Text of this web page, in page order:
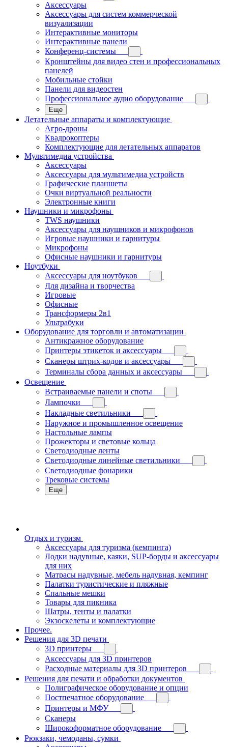
Аксессуары
Аксессуары для систем коммерческой
визуализации
Интерактивные мониторы
Интерактивные панели
Конференц-системы
Кронштейны для видео стен и профессиональных
панелей
Мобильные стойки
Панели для видеостен
Профессиональное аудио оборудование
Еще
Летательные аппараты и комплектующие
Агро-дроны
Квадрокоптеры
Комплектующие для летательных аппаратов
Мультимедиа устройства
Аксессуары
Аксессуары для мультимедиа устройств
Графические планшеты
Очки виртуальной реальности
Электронные книги
Наушники и микрофоны
TWS наушники
Аксессуары для наушников и микрофонов
Игровые наушники и гарнитуры
Микрофоны
Офисные наушники и гарнитуры
Ноутбуки
Аксессуары для ноутбуков
Для дизайна и творчества
Игровые
Офисные
Трансформеры 2в1
Ультрабуки
Оборудование для торговли и автоматизации
Антикражное оборудование
Принтеры этикеток и аксессуары
Сканеры штрих-кодов и аксессуары
Терминалы сбора данных и аксессуары
Освещение
Встраиваемые панели и споты
Лампочки
Накладные светильники
Наружное и промышленное освещение
Настольные лампы
Прожекторы и световые кольца
Светодиодные ленты
Светодиодные линейные светильники
Светодиодные фонарики
Трековые системы
Еще
Отдых и туризм
Аксессуары для туризма (кемпинга)
Лодки надувные, каяки, SUP-борды и аксессуары
для них
Матрасы надувные, мебель надувная, кемпинг
Палатки туристические и пляжные
Спальные мешки
Товары для пикника
Шатры, тенты и палатки
Экзоскелеты и комплектующие
Прочее.
Решения для 3D печати
3D принтеры
Аксессуары для 3D принтеров
Расходные материалы для 3D принтеров
Решения для печати и обработки документов
Полиграфическое оборудование и опции
Постпечатное оборудование
Принтеры и МФУ
Сканеры
Широкоформатное оборудование
Рюкзаки, чемоданы, сумки